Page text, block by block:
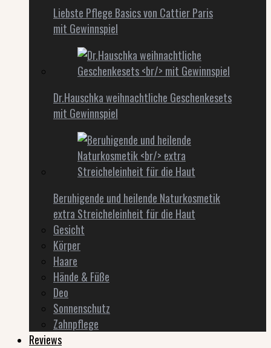
Liebste Pflege Basics von Cattier Paris
mit Gewinnspiel
Dr.Hauschka weihnachtliche Geschenkesets
mit Gewinnspiel
Beruhigende und heilende Naturkosmetik
extra Streicheleinheit für die Haut
Gesicht
Körper
Haare
Hände & Füße
Deo
Sonnenschutz
Zahnpflege
Reviews